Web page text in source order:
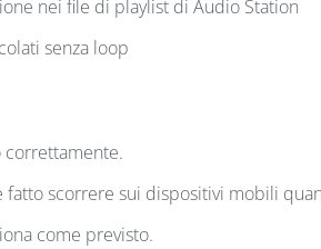
nei file di playlist di Audio Station
senza loop
correttamente.
scorrere sui dispositivi mobili
come previsto.